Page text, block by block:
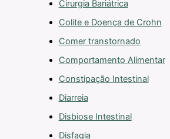
Cirurgia Bariátrica
Colite e Doença de Crohn
Comer transtornado
Comportamento Alimentar
Constipação Intestinal
Diarreia
Disbiose Intestinal
Disfagia